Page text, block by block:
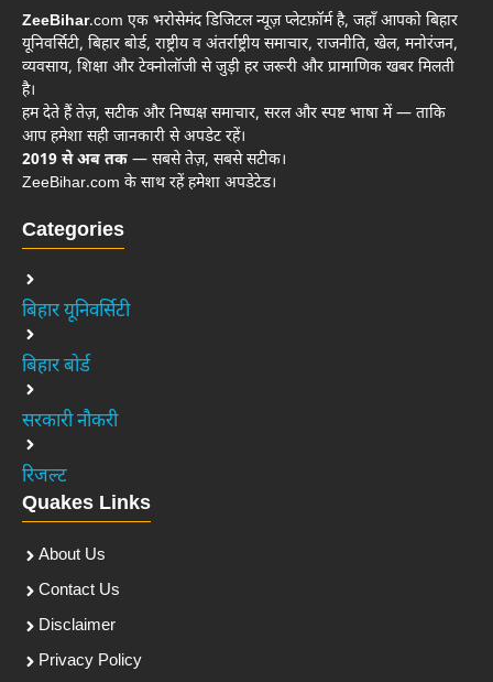
ZeeBihar.com एक भरोसेमंद डिजिटल न्यूज़ प्लेटफ़ॉर्म है, जहाँ आपको बिहार
यूनिवर्सिटी, बिहार बोर्ड, राष्ट्रीय व अंतर्राष्ट्रीय समाचार, राजनीति, खेल, मनोरंजन,
व्यवसाय, शिक्षा और टेक्नोलॉजी से जुड़ी हर जरूरी और प्रामाणिक खबर मिलती
है।
हम देते हैं तेज़, सटीक और निष्पक्ष समाचार, सरल और स्पष्ट भाषा में — ताकि
आप हमेशा सही जानकारी से अपडेट रहें।
2019 से अब तक — सबसे तेज़, सबसे सटीक।
ZeeBihar.com के साथ रहें हमेशा अपडेटेड।
Categories
बिहार यूनिवर्सिटी
बिहार बोर्ड
सरकारी नौकरी
रिजल्ट
Quakes Links
About Us
Contact Us
Disclaimer
Privacy Policy